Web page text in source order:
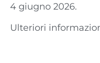
4 giugno 2026.
Ulteriori